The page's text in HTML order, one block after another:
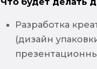
Что будет делать
Разработка
(дизайн